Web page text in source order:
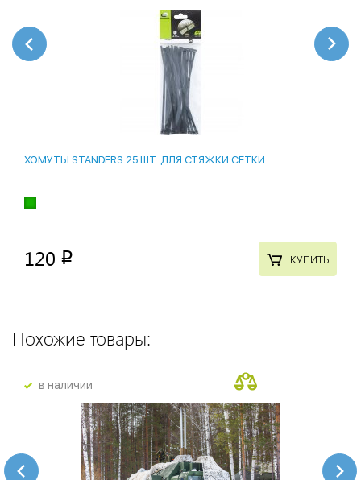
ХОМУТЫ STANDERS 25 ШТ. ДЛЯ СТЯЖКИ СЕТКИ
120 p КУПИТЬ
Похожие товары:
в наличии